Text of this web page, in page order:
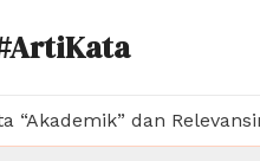
“Akademik” dan